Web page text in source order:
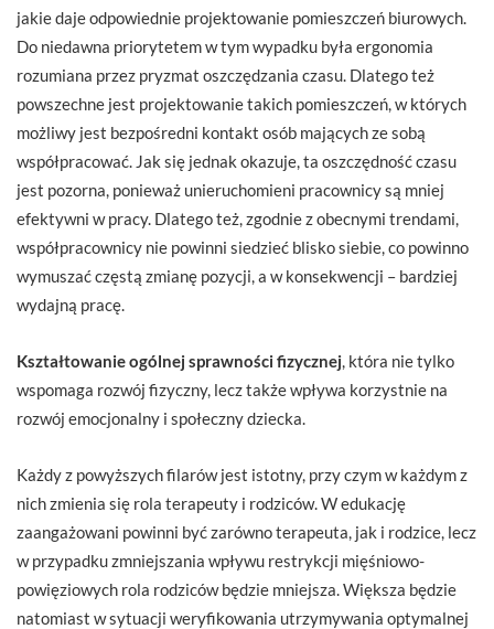
jakie daje odpowiednie projektowanie pomieszczeń biurowych.
Do niedawna priorytetem w tym wypadku była ergonomia
rozumiana przez pryzmat oszczędzania czasu. Dlatego też
powszechne jest projektowanie takich pomieszczeń, w których
możliwy jest bezpośredni kontakt osób mających ze sobą
współpracować. Jak się jednak okazuje, ta oszczędność czasu
jest pozorna, ponieważ unieruchomieni pracownicy są mniej
efektywni w pracy. Dlatego też, zgodnie z obecnymi trendami,
współpracownicy nie powinni siedzieć blisko siebie, co powinno
wymuszać częstą zmianę pozycji, a w konsekwencji – bardziej
wydajną pracę.
Kształtowanie ogólnej sprawności fizycznej , która nie tylko
wspomaga rozwój fizyczny, lecz także wpływa korzystnie na
rozwój emocjonalny i społeczny dziecka.
Każdy z powyższych filarów jest istotny, przy czym w każdym z
nich zmienia się rola terapeuty i rodziców. W edukację
zaangażowani powinni być zarówno terapeuta, jak i rodzice, lecz
w przypadku zmniejszania wpływu restrykcji mięśniowo-
powięziowych rola rodziców będzie mniejsza. Większa będzie
natomiast w sytuacji weryfikowania utrzymywania optymalnej